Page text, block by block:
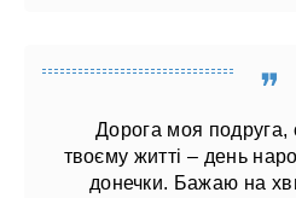
Дорога моя подруга,
твоєму житті – день
донечки. Бажаю на